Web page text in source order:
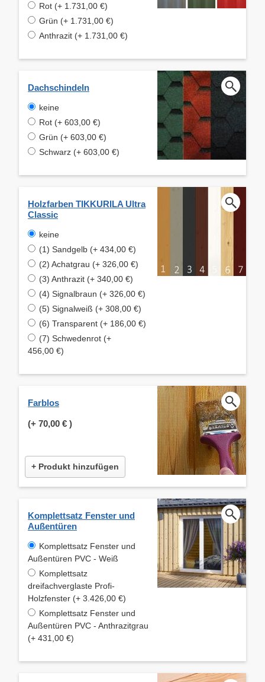
Rot (+ 1.731,00 €)
Grün (+ 1.731,00 €)
Anthrazit (+ 1.731,00 €)
Dachschindeln
keine
Rot (+ 603,00 €)
Grün (+ 603,00 €)
Schwarz (+ 603,00 €)
Holzfarben TIKKURILA Ultra
Classic
keine
(1) Sandgelb (+ 434,00 €)
(2) Achatgrau (+ 326,00 €)
(3) Anthrazit (+ 340,00 €)
(4) Signalbraun (+ 326,00 €)
(5) Signalweiß (+ 308,00 €)
(6) Transparent (+ 186,00 €)
(7) Schwedenrot (+
456,00 €)
Farblos
(+ 70,00 € )
+ Produkt hinzufügen
Komplettsatz Fenster und
Außentüren
Komplettsatz Fenster und
Außentüren PVC - Weiß
Komplettsatz
dreifachverglaste Profi-
Holzfenster (+ 3.426,00 €)
Komplettsatz Fenster und
Außentüren PVC - Anthrazitgrau
(+ 431,00 €)